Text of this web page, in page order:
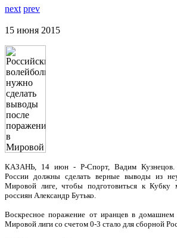
next prev
15 июня 2015
КАЗАНЬ, 14 июн - Р-Спорт, Вадим Кузнецов.
России должны сделать верные выводы из
Мировой лиге, чтобы подготовиться к Кубку
россиян Александр Бутько.
Воскресное поражение от иранцев в домашнем
Мировой лиги со счетом 0-3 стало для сборной